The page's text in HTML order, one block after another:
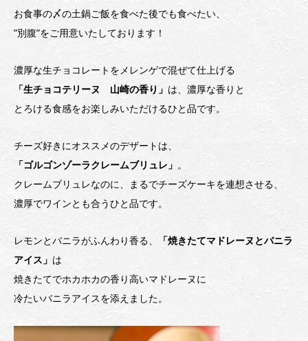
お食事の〆の土鍋ご飯を食べた後でも食べたい、
”別腹”をご用意いたしております！
濃厚な生チョコレートをメレンゲで混ぜて仕上げる
「生チョコテリーヌ 山崎の香り」 は、濃厚な香りと
とろける食感をお楽しみいただけるひと品です。
チーズ好きにオススメのデザートは、
「ゴルゴンゾーラクレームブリュレ」 。
クレームブリュレなのに、まるでチーズケーキを連想させる、
濃厚でワインとも合うひと品です。
レモンとバニラがふんわり香る、
「焼きたてマドレーヌとバニラ
アイス」 は
焼きたてでホカホカの香り高いマドレーヌに
冷たいバニラアイスを添えました。